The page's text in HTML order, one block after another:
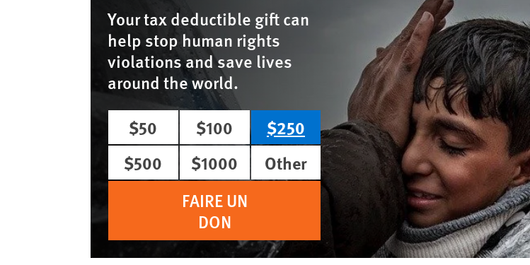
Your tax deductible gift can
help stop human rights
violations and save lives
around the world.
$50
$100
$250
$500
$1000
Other
FAIRE UN
DON